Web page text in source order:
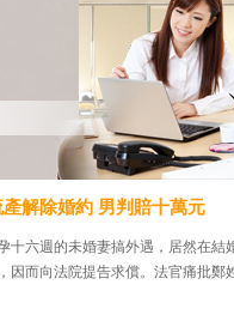
解除婚約 男判賠十萬元
十六週的未婚妻搞外遇，居然在
因而向法院提告求償。法官痛批